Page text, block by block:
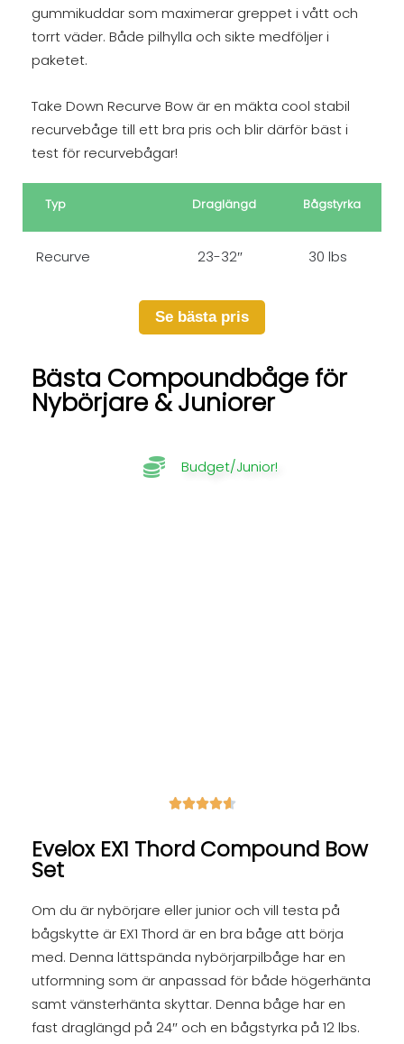
gummikuddar som maximerar greppet i vått och
torrt väder. Både pilhylla och sikte medföljer i
paketet.
Take Down Recurve Bow är en mäkta cool stabil
recurvebåge till ett bra pris och blir därför bäst i
test för recurvebågar!
Typ Draglängd Bågstyrka
Recurve 23-32″ 30 lbs
Se bästa pris
Bästa Compoundbåge för
Nybörjare & Juniorer
Budget/Junior!

Evelox EX1 Thord Compound Bow
Set
Om du är nybörjare eller junior och vill testa på
bågskytte är EX1 Thord är en bra båge att börja
med. Denna lättspända nybörjarpilbåge har en
utformning som är anpassad för både högerhänta
samt vänsterhänta skyttar. Denna båge har en
fast draglängd på 24″ och en bågstyrka på 12 lbs.